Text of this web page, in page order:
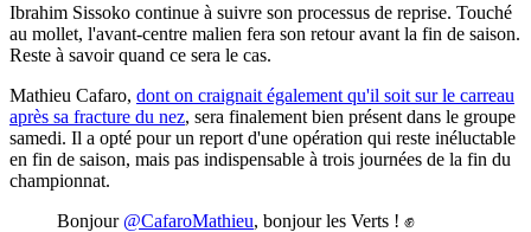
Ibrahim Sissoko continue à suivre son processus de reprise. Touché
au mollet, l'avant-centre malien fera son retour avant la fin de saison.
Reste à savoir quand ce sera le cas.
Mathieu Cafaro, dont on craignait également qu'il soit sur le carreau
après sa fracture du nez, sera finalement bien présent dans le groupe
samedi. Il a opté pour un report d'une opération qui reste inéluctable
en fin de saison, mais pas indispensable à trois journées de la fin du
championnat.
Bonjour @CafaroMathieu, bonjour les Verts ! ✊